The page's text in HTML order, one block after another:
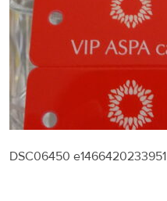
DSC06450 e1466420233951